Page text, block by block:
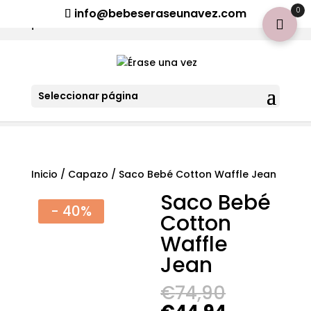
¡Aviso importante para tod@s! Si necesitan más información
info@bebeseraseunavez.com
Seleccionar página
Inicio / Capazo / Saco Bebé Cotton Waffle Jean
- 40% Saco Bebé
Cotton
Waffle
Jean
€74,90
0